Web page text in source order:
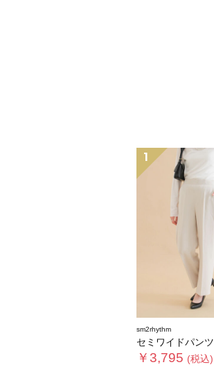
1
sm2rhythm
セミワイドパンツ
￥3,795 (税込)